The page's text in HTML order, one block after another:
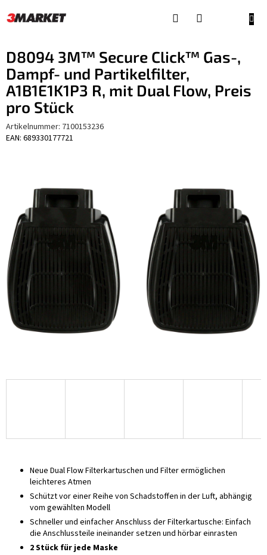
Inhalt
D8094 3M™ Secure Click™ Gas-,
Dampf- und Partikelfilter,
A1B1E1K1P3 R, mit Dual Flow, Preis
pro Stück
Artikelnummer: 7100153236
EAN: 689330177721
Neue Dual Flow Filterkartuschen und Filter ermöglichen
leichteres Atmen
Schützt vor einer Reihe von Schadstoffen in der Luft, abhängig
vom gewählten Modell
Schneller und einfacher Anschluss der Filterkartusche: Einfach
die Anschlussteile ineinander setzen und hörbar einrasten
2 Stück für jede Maske